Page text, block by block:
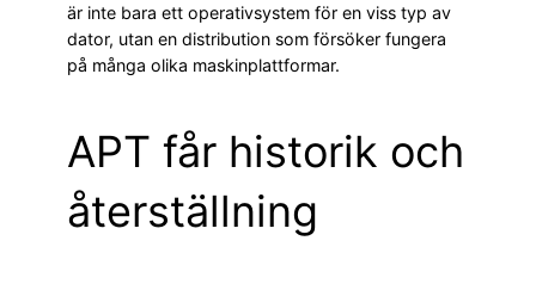
är inte bara ett operativsystem för en viss typ av
dator, utan en distribution som försöker fungera
på många olika maskinplattformar.
APT får historik och
återställning